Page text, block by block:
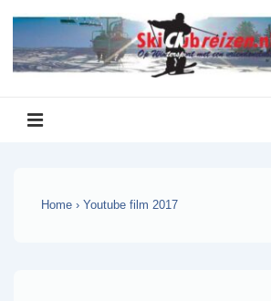
Doorgaan
naar
Hoofd
Home › Youtube film 2017